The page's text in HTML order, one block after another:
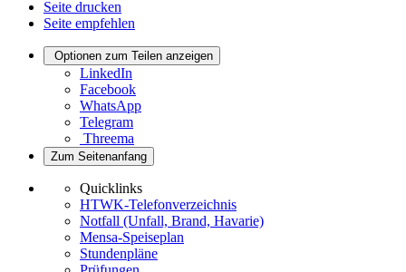
Seite drucken
Seite empfehlen
Optionen zum Teilen anzeigen
LinkedIn
Facebook
WhatsApp
Telegram
Threema
Zum Seitenanfang
Quicklinks
HTWK-Telefonverzeichnis
Notfall (Unfall, Brand, Havarie)
Mensa-Speiseplan
Stundenpläne